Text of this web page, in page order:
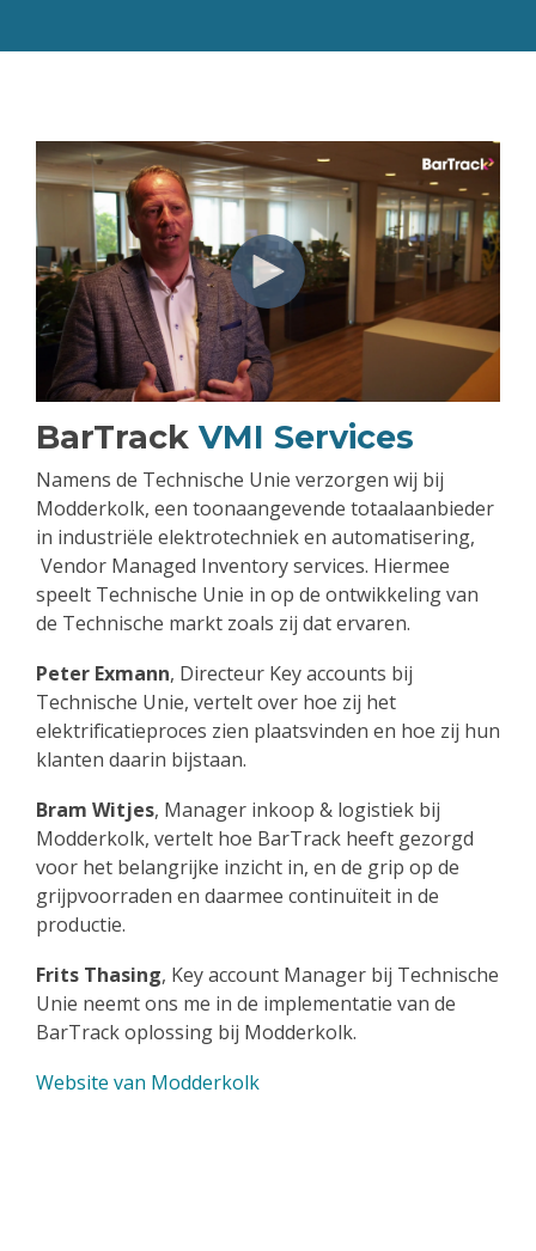
BarTrack VMI Services
Namens de Technische Unie verzorgen wij bij
Modderkolk, een toonaangevende totaalaanbieder
in industriële elektrotechniek en automatisering,
Vendor Managed Inventory services. Hiermee
speelt Technische Unie in op de ontwikkeling van
de Technische markt zoals zij dat ervaren.
Peter Exmann, Directeur Key accounts bij
Technische Unie, vertelt over hoe zij het
elektrificatieproces zien plaatsvinden en hoe zij hun
klanten daarin bijstaan.
Bram Witjes, Manager inkoop & logistiek bij
Modderkolk, vertelt hoe BarTrack heeft gezorgd
voor het belangrijke inzicht in, en de grip op de
grijpvoorraden en daarmee continuïteit in de
productie.
Frits Thasing, Key account Manager bij Technische
Unie neemt ons me in de implementatie van de
BarTrack oplossing bij Modderkolk.
Website van Modderkolk